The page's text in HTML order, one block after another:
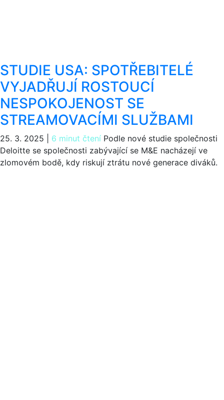
STUDIE USA: SPOTŘEBITELÉ
VYJADŘUJÍ ROSTOUCÍ
NESPOKOJENOST SE
STREAMOVACÍMI SLUŽBAMI
25. 3. 2025 6 minut čtení Podle nové studie společnosti
Deloitte se společnosti zabývající se M&E nacházejí ve
zlomovém bodě, kdy riskují ztrátu nové generace diváků.